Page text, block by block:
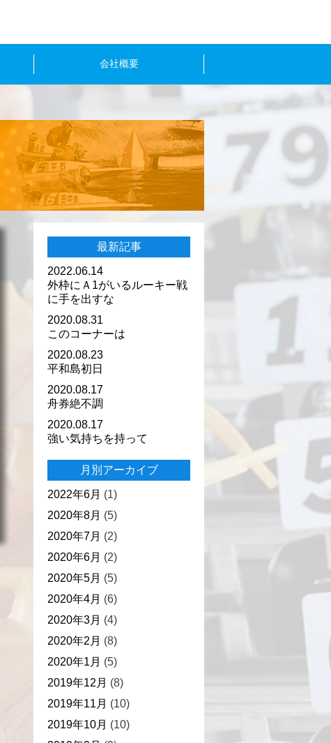
会社概要
最新記事
2022.06.14
外枠にＡ1がいるルーキー戦
に手を出すな
2020.08.31
このコーナーは
2020.08.23
平和島初日
2020.08.17
舟券絶不調
2020.08.17
強い気持ちを持って
月別アーカイブ
2022年6月 (1)
2020年8月 (5)
2020年7月 (2)
2020年6月 (2)
2020年5月 (5)
2020年4月 (6)
2020年3月 (4)
2020年2月 (8)
2020年1月 (5)
2019年12月 (8)
2019年11月 (10)
2019年10月 (10)